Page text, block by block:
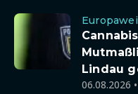
Lindau
06.08.2026